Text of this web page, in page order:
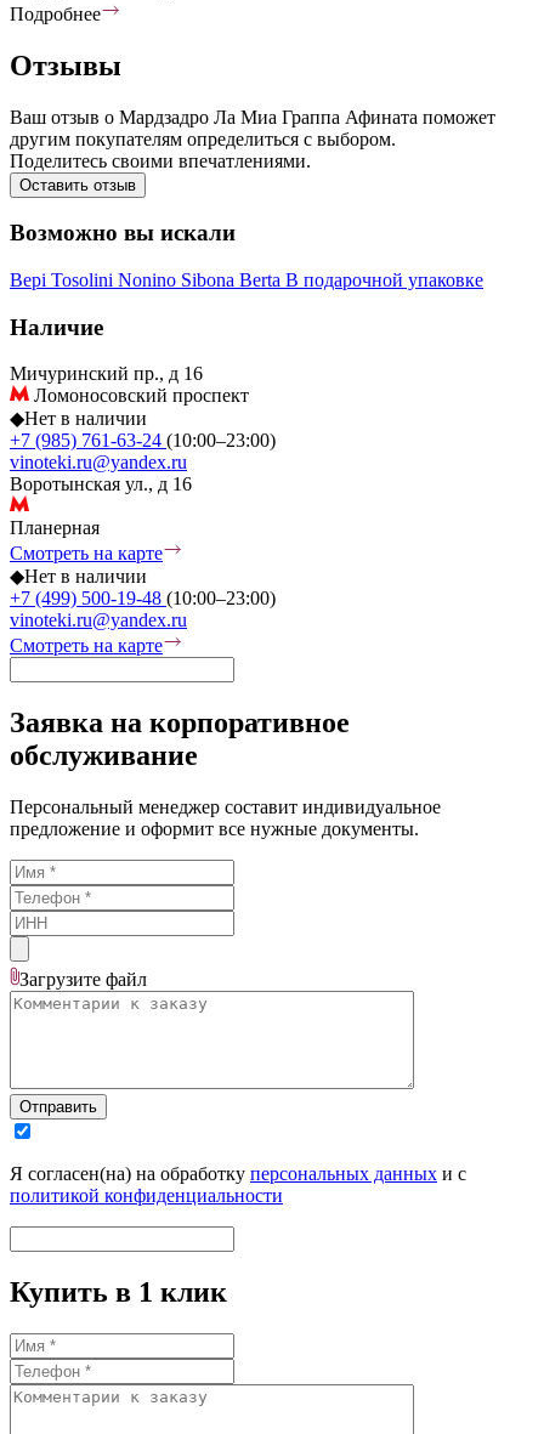
Подробнее
Отзывы
Ваш отзыв о Мардзадро Ла Миа Граппа Афината поможет
другим покупателям определиться с выбором.
Поделитесь своими впечатлениями.
Оставить отзыв
Возможно вы искали
Bepi Tosolini Nonino Sibona Berta В подарочной упаковке
Наличие
Мичуринский пр., д 16
Ломоносовский проспект
◆Нет в наличии
+7 (985) 761-63-24 (10:00–23:00)
vinoteki.ru@yandex.ru
Воротынская ул., д 16
Планерная
Смотреть на карте
◆Нет в наличии
+7 (499) 500-19-48 (10:00–23:00)
vinoteki.ru@yandex.ru
Смотреть на карте
Заявка на корпоративное
обслуживание
Персональный менеджер составит индивидуальное
предложение и оформит все нужные документы.
Загрузите файл
Отправить
Я согласен(на) на обработку персональных данных и с
политикой конфиденциальности
Купить в 1 клик